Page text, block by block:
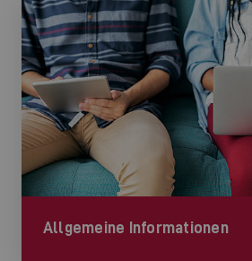
Allgemeine Informationen